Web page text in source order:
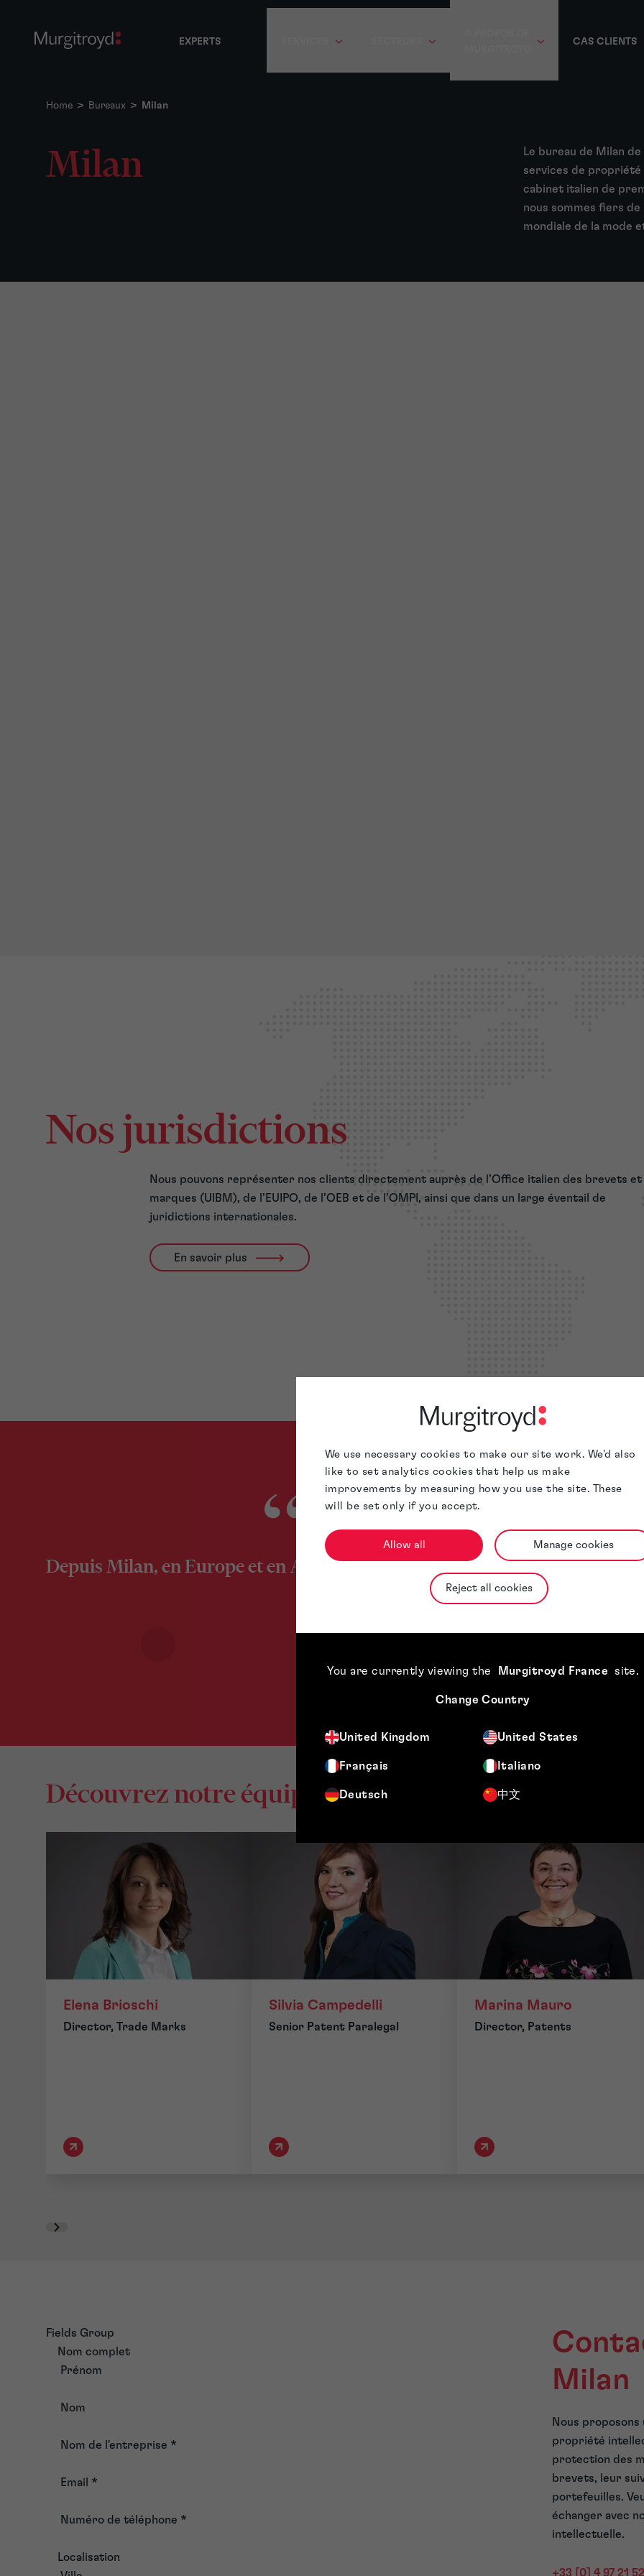
We use necessary cookies to make our site work. We'd also
like to set analytics cookies that help us make
improvements by measuring how you use the site. These
will be set only if you accept.
Allow all Manage cookies
Reject all cookies
You are currently viewing the Murgitroyd France site.
Change Country
United Kingdom United States
Français Italiano
Deutsch 中文
EXPERTS CAS CLIENTS
Home > Bureaux > Milan
Milan
Le bureau de Milan
services de propriété
cabinet italien de
nous sommes fiers
mondiale de la mode
Nos jurisdictions
Nous pouvons représenter nos clients directement auprès de l’Office italien des brevets et
marques (UIBM), de l’EUIPO, de l’OEB et de l’OMPI, ainsi que dans un large éventail de
juridictions internationales.
En savoir plus
Depuis Milan, en Europe et en Amérique du Nord, Murgitroyd offre un
Découvrez notre équipe de Milan
Elena Brioschi
Director, Trade Marks
Silvia Campedelli
Senior Patent Paralegal
Marina Mauro
Director, Patents
Milan
Nous
propriété
protection des
brevets, leur
portefeuilles.
échanger avec
intellectuelle.
+33 [0] 4 97 21
Fields Group
Nom complet
Prénom
Nom
Nom de l'entreprise *
Email *
Numéro de téléphone *
Localisation